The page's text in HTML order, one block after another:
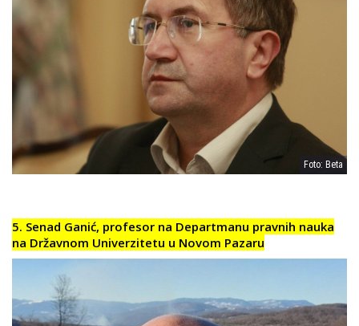
Foto: Beta
5. Senad Ganić, profesor na Departmanu pravnih nauka
na Državnom Univerzitetu u Novom Pazaru